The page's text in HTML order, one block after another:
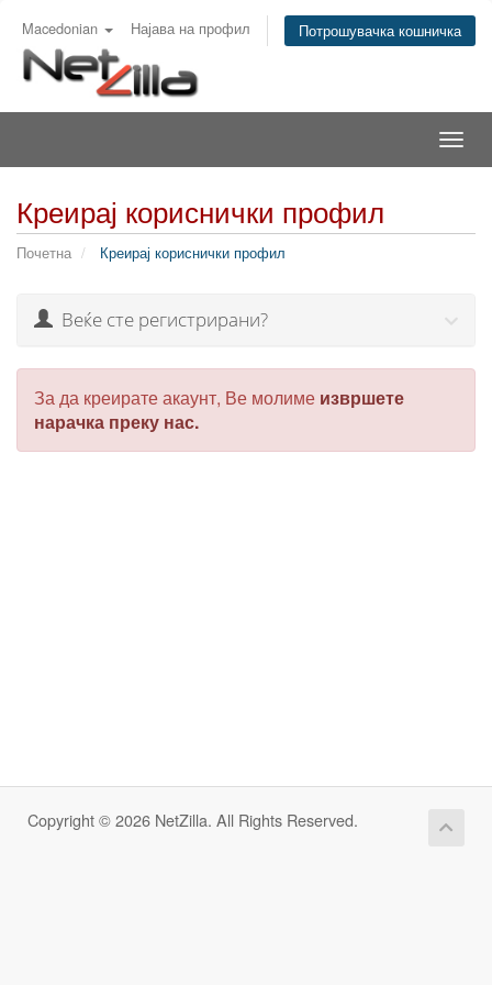
Macedonian Најава на профил Потрошувачка кошничка
Креирај кориснички профил
Почетна Креирај кориснички профил
Веќе сте регистрирани?
За да креирате акаунт, Ве молиме извршете
нарачка преку нас.
Copyright © 2026 NetZilla. All Rights Reserved.